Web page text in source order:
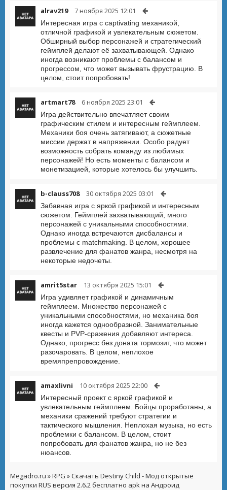
alrav219 7 ноября 2025 12:01
Интересная игра с captivating механикой,
отличной графикой и увлекательным сюжетом.
Обширный выбор персонажей и стратегический
геймплей делают её захватывающей. Однако
иногда возникают проблемы с балансом и
прогрессом, что может вызывать фрустрацию. В
целом, стоит попробовать!
artmart78 6 ноября 2025 23:01
Игра действительно впечатляет своим
графическим стилем и интересным геймплеем.
Механики боя очень затягивают, а сюжетные
миссии держат в напряжении. Особо радует
возможность собрать команду из любимых
персонажей! Но есть моменты с балансом и
монетизацией, которые хотелось бы улучшить.
b-clauss708 30 октября 2025 03:01
Забавная игра с яркой графикой и интересным
сюжетом. Геймплей захватывающий, много
персонажей с уникальными способностями.
Однако иногда встречаются дисбалансы и
проблемы с matchmaking. В целом, хорошее
развлечение для фанатов жанра, несмотря на
некоторые недочеты.
amrit5star 13 октября 2025 15:01
Игра удивляет графикой и динамичным
геймплеем. Множество персонажей с
уникальными способностями, но механика боя
иногда кажется однообразной. Занимательные
квесты и PVP-сражения добавляют интереса.
Однако, прогресс без доната тормозит, что может
разочаровать. В целом, неплохое
времяпрепровождение.
amaxlivni 10 октября 2025 22:00
Интересный проект с яркой графикой и
увлекательным геймплеем. Бойцы проработаны, а
механики сражений требуют стратегии и
тактического мышления. Неплохая музыка, но есть
проблемки с балансом. В целом, стоит
попробовать для фанатов жанра, но не без
нюансов.
Megadro.ru »RPG » Скачать Destiny Child - Мод открытые
покупки RUS версия 2.6.2 бесплатно apk на Андроид